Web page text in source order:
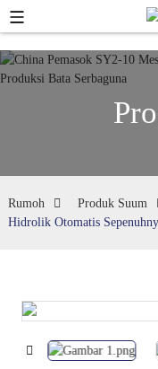
Rumoh Produk Suum
Hidrolik Otomatis